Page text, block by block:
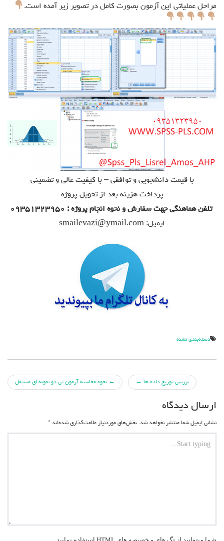
مراحل عملیاتی این آزمون بصورت کامل در تصویر زیر آمده است.
با قیمت دانشجویی و توافقی – با کیفیت عالی و تضمینی
پرداخت هزینه بعد از تحویل پروژه
تلفن هماهنگی جهت سفارش و نحوه انجام پروژه : ۰۹۳۵۱۳۲۳۹۵۰
ایمیل: smailevazi@ymail.com
دسته‌بندی نشده
جهت
دادن
پست
ها
← نحوه محاسبه آزمون تی دو نمونه ای مستقل بررسی توزیع داده ها →
ارسال دیدگاه
نشانی ایمیل شما منتشر نخواهد شد. بخش‌های موردنیاز علامت‌گذاری شده‌اند *